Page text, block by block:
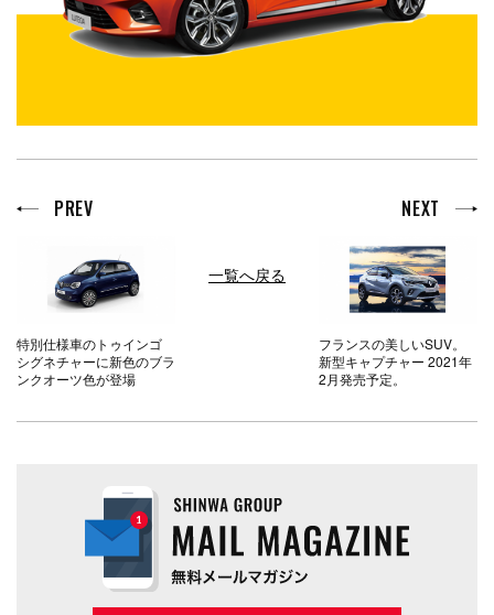
PREV
特別仕様車のトゥインゴ
シグネチャーに新色のブラ
ンクオーツ色が登場
一覧へ戻る
NEXT
フランスの美しいSUV。
新型キャプチャー 2021年
2月発売予定。